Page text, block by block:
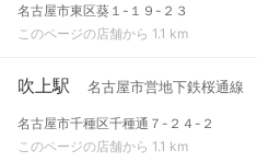
名古屋市東区葵１-１９-２３
このページの店舗から 1.1 km
吹上駅 名古屋市営地下鉄桜通線
名古屋市千種区千種通７-２４-２
このページの店舗から 1.1 km